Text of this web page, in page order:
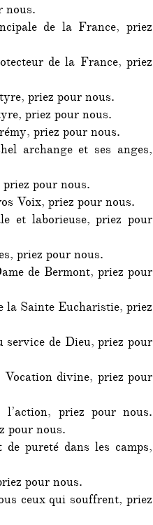
nous.
de la France, priez
de la France, priez
priez pour nous.
priez pour nous.
priez pour nous.
archange et ses anges,
pour nous.
Voix, priez pour nous.
et laborieuse, priez pour
priez pour nous.
de Bermont, priez pour
la Sainte Eucharistie, priez
service de Dieu, priez pour
Vocation divine, priez pour
l’action, priez pour nous.
pour nous.
pureté dans les camps,
pour nous.
ceux qui souffrent, priez